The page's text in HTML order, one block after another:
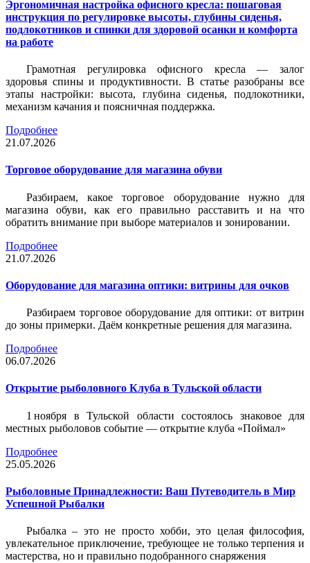
Эргономичная настройка офисного кресла: пошаговая
инструкция по регулировке высоты, глубины сиденья,
подлокотников и спинки для здоровой осанки и комфорта
на работе
Грамотная регулировка офисного кресла — залог
здоровья спины и продуктивности. В статье разобраны все
этапы настройки: высота, глубина сиденья, подлокотники,
механизм качания и поясничная поддержка.
Подробнее
21.07.2026
Торговое оборудование для магазина обуви
Разбираем, какое торговое оборудование нужно для
магазина обуви, как его правильно расставить и на что
обратить внимание при выборе материалов и зонировании.
Подробнее
21.07.2026
Оборудование для магазина оптики: витрины для очков
Разбираем торговое оборудование для оптики: от витрин
до зоны примерки. Даём конкретные решения для магазина.
Подробнее
06.07.2026
Открытие рыболовного Клуба в Тульской области
1 ноября в Тульской области состоялось знаковое для
местных рыболовов событие — открытие клуба «Поймал»
Подробнее
25.05.2026
Рыболовные Принадлежности: Ваш Путеводитель в Мир
Успешной Рыбалки
Рыбалка – это не просто хобби, это целая философия,
увлекательное приключение, требующее не только терпения и
мастерства, но и правильно подобранного снаряжения